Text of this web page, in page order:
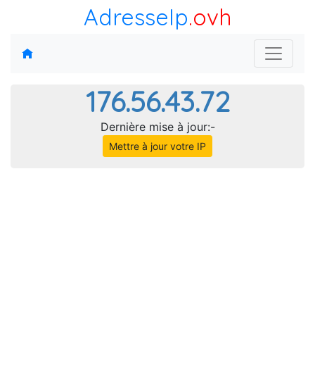
AdresseIp.ovh
176.56.43.72
Dernière mise à jour:-
Mettre à jour votre IP